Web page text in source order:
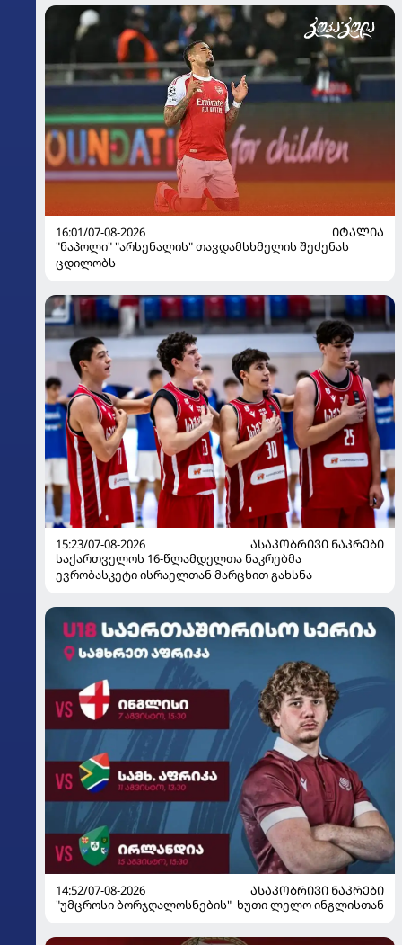
16:01/07-08-2026
ᲘᲢᲐᲚᲘᲐ
"ნაპოლი" "არსენალის" თავდამსხმელის შეძენას
ცდილობს
15:23/07-08-2026
ᲐᲡᲐᲙᲝᲑᲠᲘᲕᲘ ᲜᲐᲙᲠᲔᲑᲘ
საქართველოს 16-წლამდელთა ნაკრებმა
ევრობასკეტი ისრაელთან მარცხით გახსნა
14:52/07-08-2026
ᲐᲡᲐᲙᲝᲑᲠᲘᲕᲘ ᲜᲐᲙᲠᲔᲑᲘ
"უმცროსი ბორჯღალოსნების" ხუთი ლელო ინგლისთან